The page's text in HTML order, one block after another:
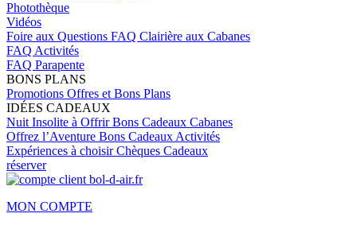
Photothèque
Vidéos
Foire aux Questions FAQ Clairière aux Cabanes
FAQ Activités
FAQ Parapente
BONS PLANS
Promotions Offres et Bons Plans
IDÉES CADEAUX
Nuit Insolite à OffrirBons Cadeaux Cabanes
Offrez l’Aventure Bons Cadeaux Activités
Expériences à choisirChèques Cadeaux
réserver
MON COMPTE